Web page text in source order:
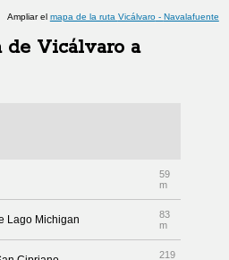
Ampliar el mapa de la ruta Vicálvaro- Navalafuente
de Vicálvaro a
59
m
Lago Michigan
83
m
219